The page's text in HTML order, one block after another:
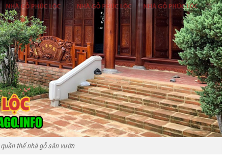
quần thể nhà gỗ sân vườn